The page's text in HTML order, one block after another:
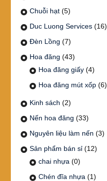
Chuỗi hạt (5)
Duc Luong Services (16)
Đèn Lồng (7)
Hoa đăng (43)
Hoa đăng giấy (4)
Hoa đăng mút xốp (6)
Kinh sách (2)
Nến hoa đăng (33)
Nguyên liệu làm nến (3)
Sản phẩm bán sỉ (12)
chai nhựa (0)
Chén đĩa nhựa (1)